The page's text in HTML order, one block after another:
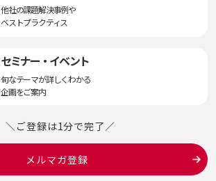
他社の課題解決事例や
ベストプラクティス
セミナー・イベント
旬なテーマが詳しくわかる
企画をご案内
＼ご登録は1分で完了／
メルマガ登録